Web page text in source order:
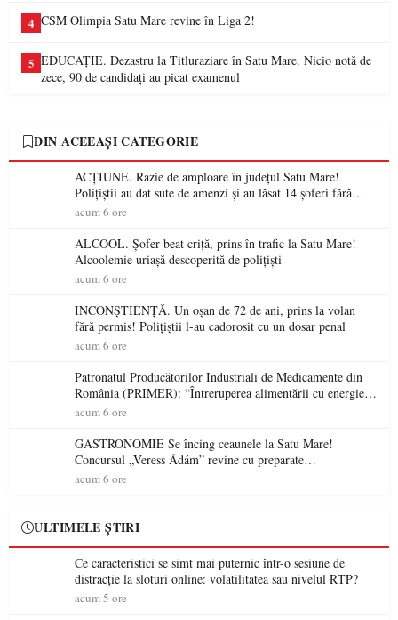
4 CSM Olimpia Satu Mare revine în Liga 2!
5 EDUCAȚIE. Dezastru la Titluraziare în Satu Mare. Nicio notă de
zece, 90 de candidați au picat examenul
DIN ACEEAȘI CATEGORIE
ACȚIUNE. Razie de amploare în județul Satu Mare!
Polițiștii au dat sute de amenzi și au lăsat 14 șoferi fără
permis într-o singură zi
acum 6 ore
ALCOOL. Șofer beat criță, prins în trafic la Satu Mare!
Alcoolemie uriașă descoperită de polițiști
acum 6 ore
INCONȘTIENȚĂ. Un oșan de 72 de ani, prins la volan
fără permis! Polițiștii l-au cadorosit cu un dosar penal
acum 6 ore
Patronatul Producătorilor Industriali de Medicamente din
România (PRIMER): “Întreruperea alimentării cu energie
electrică a fabricilor de medicamente va pune în pericol
acum 6 ore
GASTRONOMIE Se încing ceaunele la Satu Mare!
Concursul „Veress Ádám” revine cu preparate
spectaculoase, premii și un jurat de renume
acum 6 ore
ULTIMELE ȘTIRI
Ce caracteristici se simt mai puternic într-o sesiune de
distracție la sloturi online: volatilitatea sau nivelul RTP?
acum 5 ore